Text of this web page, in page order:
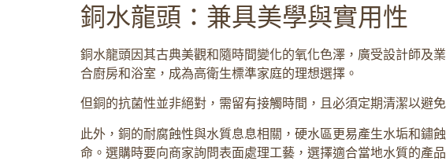
銅水龍頭：兼具美學與實用性
銅水龍頭因其古典美觀和隨時間變化的氧化色澤，廣受設計師及
合廚房和浴室，成為高衛生標準家庭的理想選擇。
但銅的抗菌性並非絕對，需留有接觸時間，且必須定期清潔以避
此外，銅的耐腐蝕性與水質息息相關，硬水區更易產生水垢和鏽
命。選購時要向商家詢問表面處理工藝，選擇適合當地水質的產品